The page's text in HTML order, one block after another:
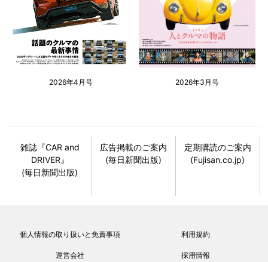
2026年4月号 2026年3月号
雑誌『CAR and
DRIVER』
(毎日新聞出版)
広告掲載のご案内
(毎日新聞出版)
定期購読のご案内
(Fujisan.co.jp)
個人情報の取り扱いと免責事項 利用規約
運営会社 採用情報